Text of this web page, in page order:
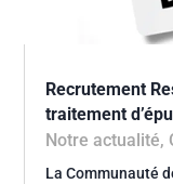
Recrutement
traitement
Notre actualité,
La Communauté